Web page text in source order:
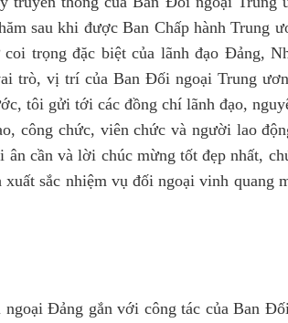
sau khi được Ban Chấp hành Trung
trọng đặc biệt của lãnh đạo Đảng,
trò, vị trí của Ban Đối ngoại Trung
tôi gửi tới các đồng chí lãnh đạo,
công chức, viên chức và người lao
cần và lời chúc mừng tốt đẹp nhất,
xuất sắc nhiệm vụ đối ngoại vinh quang
ngoại Đảng gắn với công tác của Ban